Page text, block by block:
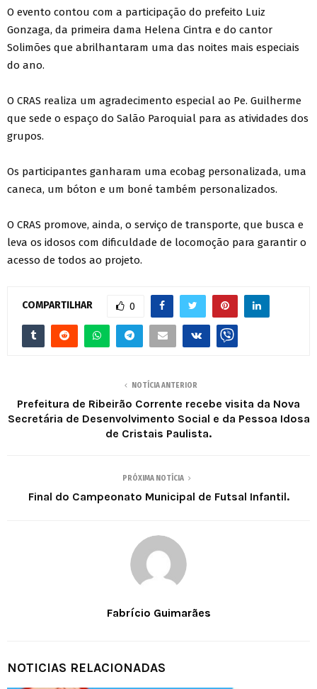
O evento contou com a participação do prefeito Luiz
Gonzaga, da primeira dama Helena Cintra e do cantor
Solimões que abrilhantaram uma das noites mais especiais
do ano.
O CRAS realiza um agradecimento especial ao Pe. Guilherme
que sede o espaço do Salão Paroquial para as atividades dos
grupos.
Os participantes ganharam uma ecobag personalizada, uma
caneca, um bóton e um boné também personalizados.
O CRAS promove, ainda, o serviço de transporte, que busca e
leva os idosos com dificuldade de locomoção para garantir o
acesso de todos ao projeto.
COMPARTILHAR 0
NOTÍCIA ANTERIOR
Prefeitura de Ribeirão Corrente recebe visita da Nova
Secretária de Desenvolvimento Social e da Pessoa Idosa
de Cristais Paulista.
PRÓXIMA NOTÍCIA
Final do Campeonato Municipal de Futsal Infantil.
Fabrício Guimarães
NOTICIAS RELACIONADAS